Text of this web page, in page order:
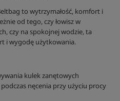
to wytrzymałość, komfort i
od tego, czy łowisz w
czy na spokojnej wodzie, ta
i wygodę użytkowania.
kulek zanętowych
nęcenia przy użyciu procy